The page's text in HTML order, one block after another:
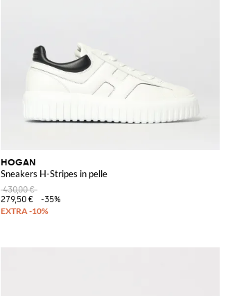
HOGAN
Sneakers H-Stripes in pelle
430,00 €
279,50 €
-35%